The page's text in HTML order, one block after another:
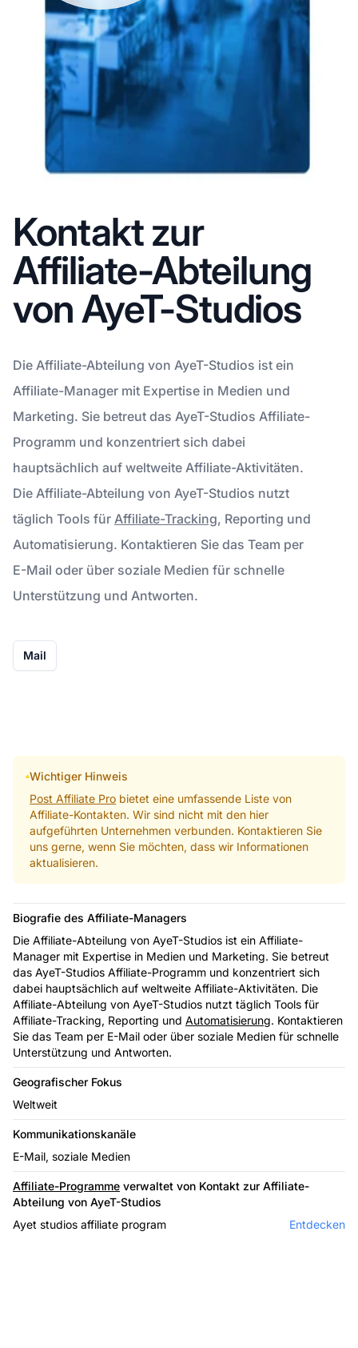
Kontakt zur
Affiliate-Abteilung
von AyeT-Studios
Die Affiliate-Abteilung von AyeT-Studios ist ein
Affiliate-Manager mit Expertise in Medien und
Marketing. Sie betreut das AyeT-Studios Affiliate-
Programm und konzentriert sich dabei
hauptsächlich auf weltweite Affiliate-Aktivitäten.
Die Affiliate-Abteilung von AyeT-Studios nutzt
täglich Tools für Affiliate-Tracking, Reporting und
Automatisierung. Kontaktieren Sie das Team per
E-Mail oder über soziale Medien für schnelle
Unterstützung und Antworten.
Mail
Wichtiger Hinweis
Post Affiliate Pro bietet eine umfassende Liste von
Affiliate-Kontakten. Wir sind nicht mit den hier
aufgeführten Unternehmen verbunden. Kontaktieren Sie
uns gerne, wenn Sie möchten, dass wir Informationen
aktualisieren.
Biografie des Affiliate-Managers
Die Affiliate-Abteilung von AyeT-Studios ist ein Affiliate-
Manager mit Expertise in Medien und Marketing. Sie betreut
das AyeT-Studios Affiliate-Programm und konzentriert sich
dabei hauptsächlich auf weltweite Affiliate-Aktivitäten. Die
Affiliate-Abteilung von AyeT-Studios nutzt täglich Tools für
Affiliate-Tracking, Reporting und Automatisierung. Kontaktieren
Sie das Team per E-Mail oder über soziale Medien für schnelle
Unterstützung und Antworten.
Geografischer Fokus
Weltweit
Kommunikationskanäle
E-Mail, soziale Medien
Affiliate-Programme verwaltet von Kontakt zur Affiliate-
Abteilung von AyeT-Studios
Ayet studios affiliate program
Entdecken